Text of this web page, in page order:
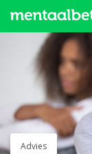
content
Advies